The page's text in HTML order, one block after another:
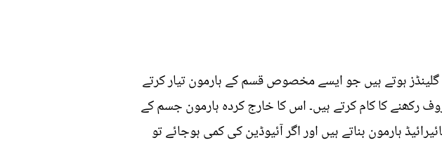
گلینڈز ہوتے ہیں جو ایسے مخصوص قسم کے ہارمون تیار کرتے
رکھنے کا کام کرتے ہیں۔ اس کا خارج کردہ ہارمون جسم کے
ہارمون بناتے ہیں اور اگر آئیوڈین کی کمی ہوجائے تو